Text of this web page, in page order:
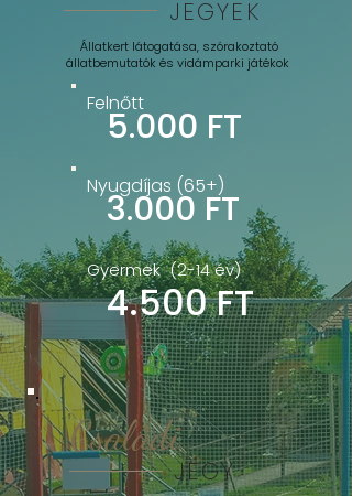
JEGYEK
Állatkert látogatása, szórakoztató
állatbemutatók és vidámparki játékok
5.000 FT
Felnőtt
3.000 FT
Nyugdíjas (65+)
Gyermek (2-14 év)
4.500 FT
Családi
JEGY